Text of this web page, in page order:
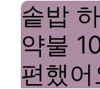
솥밥
약불
편했어